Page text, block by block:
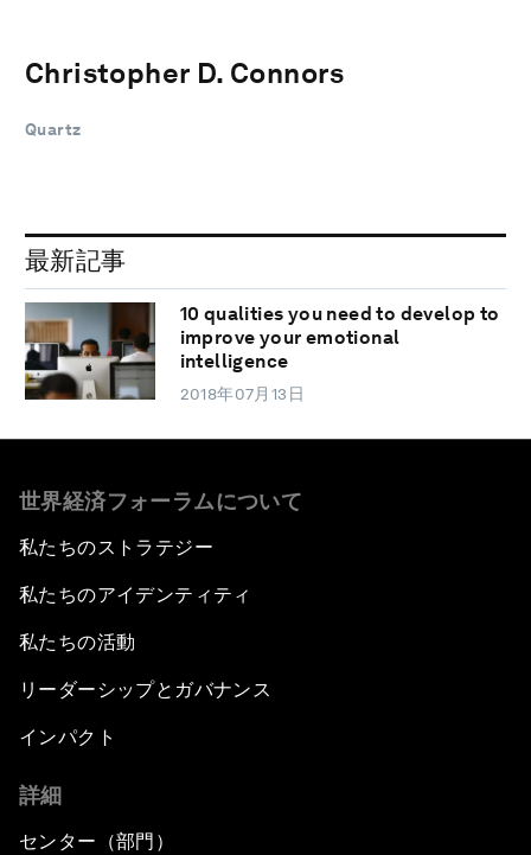
Christopher D. Connors
Quartz
最新記事
10 qualities you need to develop to
improve your emotional
intelligence
2018年07月13日
世界経済フォーラムについて
私たちのストラテジー
私たちのアイデンティティ
私たちの活動
リーダーシップとガバナンス
インパクト
詳細
センター（部門）